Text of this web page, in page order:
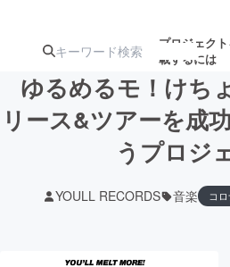
プロジェク
載するには
注目のリ 注目の新着プロ
ジェクト
ゆるめるモ！けち
リース&ツアーを成
うプロジ
YOULL RECORDS 音楽 コ